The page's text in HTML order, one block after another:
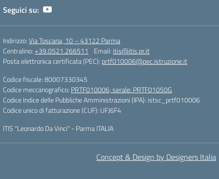
Seguici su:
Indirizzo:Via Toscana, 10 – 43122 Parma
Centralino:+39.0521.266511 Email: itis@itis.pr.it
Posta elettronica certificata (PEC): prtf010006@pec.istruzione.it
Codice fiscale: 80007330345
Codice meccanografico: PRTF010006; serale: PRTF01050G
Codice Indice delle Pubbliche Amministrazioni (IPA): istsc_prtf010006
Codice unico di fatturazione (CUF): UFJ6F4
ITIS "Leonardo Da Vinci" - Parma ITALIA
Concept & Design by Designers Italia